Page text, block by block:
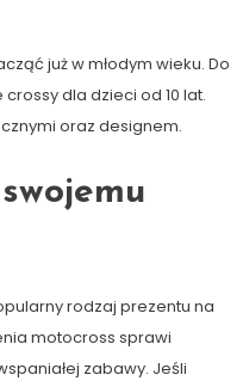
już w młodym wieku. Do
dla dzieci od 10 lat.
oraz designem.
rodzaj prezentu na
motocross sprawi
zabawy. Jeśli